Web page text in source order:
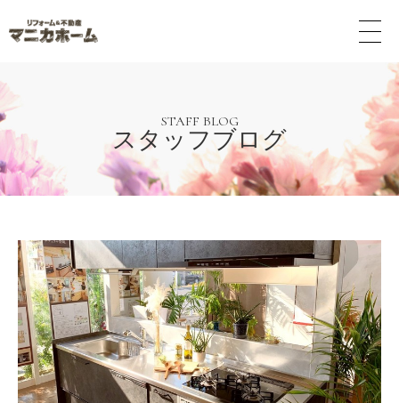
メ
ボ
タ
ン
STAFF BLOG
スタッフブログ